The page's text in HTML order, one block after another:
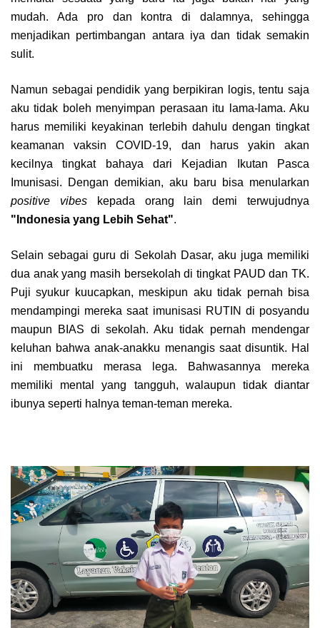
mudah. Ada pro dan kontra di dalamnya, sehingga
menjadikan pertimbangan antara iya dan tidak semakin
sulit.
Namun sebagai pendidik yang berpikiran logis, tentu saja
aku tidak boleh menyimpan perasaan itu lama-lama. Aku
harus memiliki keyakinan terlebih dahulu dengan tingkat
keamanan vaksin COVID-19, dan harus yakin akan
kecilnya tingkat bahaya dari Kejadian Ikutan Pasca
Imunisasi. Dengan demikian, aku baru bisa menularkan
positive vibeskepada orang lain demi terwujudnya
"Indonesia yang Lebih Sehat".
Selain sebagai guru di Sekolah Dasar, aku juga memiliki
dua anak yang masih bersekolah di tingkat PAUD dan TK.
Puji syukur kuucapkan, meskipun aku tidak pernah bisa
mendampingi mereka saat imunisasi RUTIN di posyandu
maupun BIAS di sekolah. Aku tidak pernah mendengar
keluhan bahwa anak-anakku menangis saat disuntik. Hal
ini membuatku merasa lega. Bahwasannya mereka
memiliki mental yang tangguh, walaupun tidak diantar
ibunya seperti halnya teman-teman mereka.